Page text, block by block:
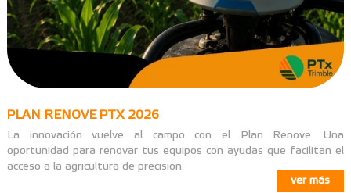
PLAN RENOVE PTX 2026
La innovación vuelve al campo con el Plan Renove. Una
oportunidad para renovar tus equipos con ayudas que facilitan el
acceso a la agricultura de precisión.
ver más